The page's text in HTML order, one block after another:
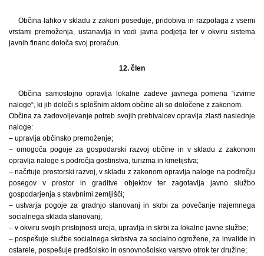
Občina lahko v skladu z zakoni poseduje, pridobiva in razpolaga z vsemi
vrstami premoženja, ustanavlja in vodi javna podjetja ter v okviru sistema
javnih financ določa svoj proračun.
12. člen
Občina samostojno opravlja lokalne zadeve javnega pomena “izvirne
naloge“, ki jih določi s splošnim aktom občine ali so določene z zakonom.
Občina za zadovoljevanje potreb svojih prebivalcev opravlja zlasti naslednje
naloge:
– upravlja občinsko premoženje;
– omogoča pogoje za gospodarski razvoj občine in v skladu z zakonom
opravlja naloge s področja gostinstva, turizma in kmetijstva;
– načrtuje prostorski razvoj, v skladu z zakonom opravlja naloge na področju
posegov v prostor in graditve objektov ter zagotavlja javno službo
gospodarjenja s stavbnimi zemljišči;
– ustvarja pogoje za gradnjo stanovanj in skrbi za povečanje najemnega
socialnega sklada stanovanj;
– v okviru svojih pristojnosti ureja, upravlja in skrbi za lokalne javne službe;
– pospešuje službe socialnega skrbstva za socialno ogrožene, za invalide in
ostarele, pospešuje predšolsko in osnovnošolsko varstvo otrok ter družine;